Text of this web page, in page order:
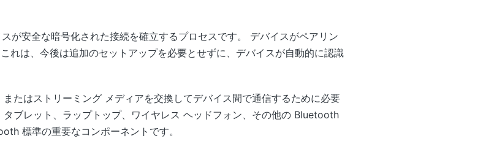
が安全な暗号化された接続を確立するプロセスです。 デバイスがペアリン
れは、今後は追加のセットアップを必要とせずに、デバイスが自動的に認識
たはストリーミング メディアを交換してデバイス間で通信するために必要
ブレット、ラップトップ、ワイヤレス ヘッドフォン、その他の Bluetooth
標準の重要なコンポーネントです。